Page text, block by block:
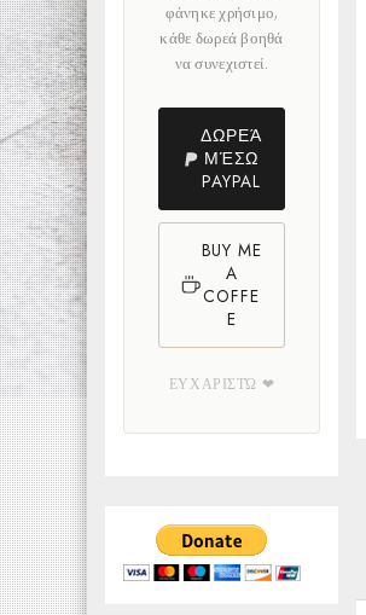
φάνηκε χρήσιμο,
κάθε δωρεά βοηθά
να συνεχιστεί.
ΔΩΡΕΆ
ΜΈΣΩ
PAYPAL
BUY ME
A
COFFE
E
ΕΥΧΑΡΙΣΤΏ ❤